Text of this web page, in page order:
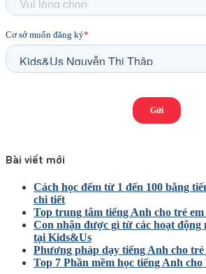
Bài viết mới
Cách học đếm từ 1 đến 100 bằng
chi tiết
Top trung tâm tiếng Anh cho trẻ
Con nhận được gì từ các hoạt động
tại Kids&Us
Phương pháp dạy tiếng Anh cho trẻ
Top 7 Phần mềm học tiếng Anh cho